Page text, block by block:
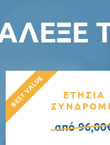
ΕΤΗΣΙΑ
από